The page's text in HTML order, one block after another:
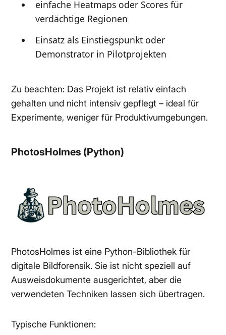
einfache Heatmaps oder Scores für
verdächtige Regionen
Einsatz als Einstiegspunkt oder
Demonstrator in Pilotprojekten
Zu beachten: Das Projekt ist relativ einfach
gehalten und nicht intensiv gepflegt – ideal für
Experimente, weniger für Produktivumgebungen.
PhotosHolmes (Python)
PhotosHolmes ist eine Python-Bibliothek für
digitale Bildforensik. Sie ist nicht speziell auf
Ausweisdokumente ausgerichtet, aber die
verwendeten Techniken lassen sich übertragen.
Typische Funktionen: